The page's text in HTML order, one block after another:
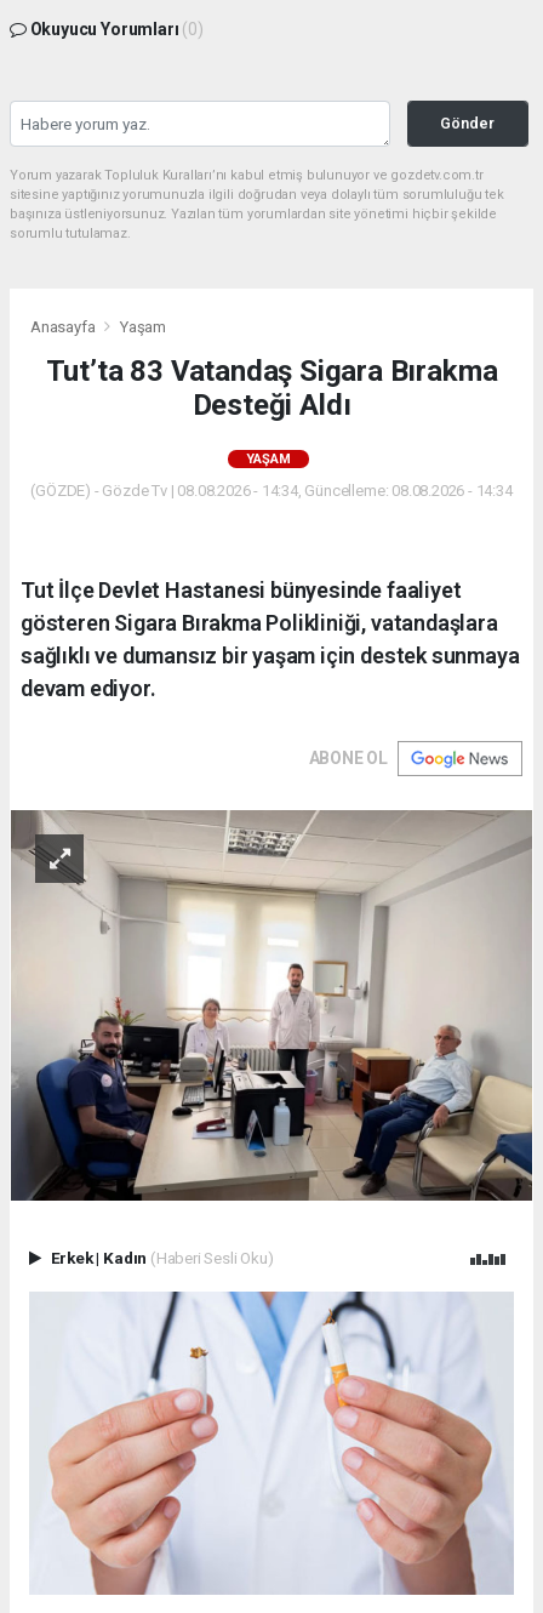
Okuyucu Yorumları (0)
Gönder
Yorum yazarak Topluluk Kuralları’nı kabul etmiş bulunuyor ve gozdetv.com.tr
sitesine yaptığınız yorumunuzla ilgili doğrudan veya dolaylı tüm sorumluluğu tek
başınıza üstleniyorsunuz. Yazılan tüm yorumlardan site yönetimi hiçbir şekilde
sorumlu tutulamaz.
Anasayfa Yaşam
Tut’ta 83 Vatandaş Sigara Bırakma
Desteği Aldı
YAŞAM
(GÖZDE) - Gözde Tv | 08.08.2026 - 14:34, Güncelleme: 08.08.2026 - 14:34
Tut İlçe Devlet Hastanesi bünyesinde faaliyet
gösteren Sigara Bırakma Polikliniği, vatandaşlara
sağlıklı ve dumansız bir yaşam için destek sunmaya
devam ediyor.
ABONE OL
Erkek| Kadın (Haberi Sesli Oku)